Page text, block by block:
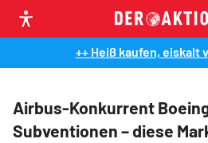
++ Heiß kaufen, eiskalt
Airbus-Konkurrent
Subventionen – diese